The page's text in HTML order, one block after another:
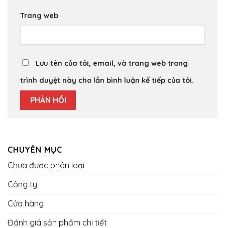
Trang web
Lưu tên của tôi, email, và trang web trong
trình duyệt này cho lần bình luận kế tiếp của tôi.
CHUYÊN MỤC
Chưa được phân loại
Công ty
Cửa hàng
Đánh giá sản phẩm chi tiết